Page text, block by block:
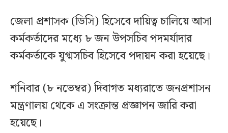
জেলা প্রশাসক (ডিসি) হিসেবে দায়িত্ব চালিয়ে আসা
কর্মকর্তাদের মধ্যে ৮ জন উপসচিব পদমর্যাদার
কর্মকর্তাকে যুগ্মসচিব হিসেবে পদায়ন করা হয়েছে।
শনিবার (৮ নভেম্বর) দিবাগত মধ্যরাতে জনপ্রশাসন
মন্ত্রণালয় থেকে এ সংক্রান্ত প্রজ্ঞাপন জারি করা
হয়েছে।